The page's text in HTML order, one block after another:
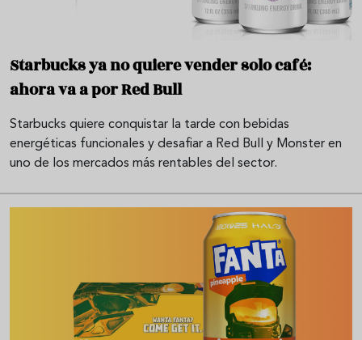
Starbucks ya no quiere vender solo café:
ahora va a por Red Bull
Starbucks quiere conquistar la tarde con bebidas
energéticas funcionales y desafiar a Red Bull y Monster en
uno de los mercados más rentables del sector.